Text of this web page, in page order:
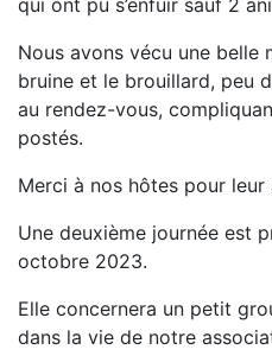
qui ont pu s’enfuir sauf 2
Nous avons vécu une belle
bruine et le brouillard, peu
au rendez-vous,
postés.
Merci à nos hôtes pour
Une deuxième journée est
octobre 2023.
Elle concernera un petit
dans la vie de notre